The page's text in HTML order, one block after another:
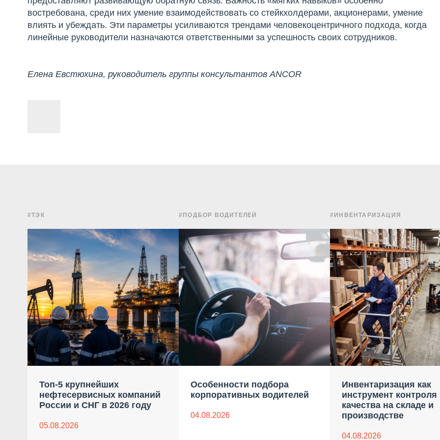
востребована, среди них умение взаимодействовать со стейкхолдерами, акционерами, умение
влиять и убеждать. Эти параметры усиливаются трендами человекоцентричного подхода, когда
линейные руководители назначаются ответственными за успешность своих сотрудников.
Елена Евстюхина, руководитель группы консультантов ANCOR
#ТЭК
Топ-5 крупнейших
нефтесервисных компаний
России и СНГ в 2026 году
05.08.2026
#ПОДБОР ВОДИТЕЛЕЙ
Особенности подбора
корпоративных водителей
04.08.2026
#ИНВЕНТАРИЗАЦИЯ
Инвентаризация как
инструмент контроля
качества на складе и
производстве
04.08.2026